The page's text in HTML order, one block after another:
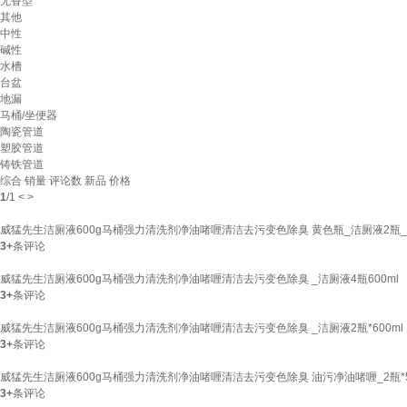
其他
中性
碱性
水槽
台盆
地漏
马桶/坐便器
陶瓷管道
塑胶管道
铸铁管道
综合 销量 评论数 新品 价格
1/1 < >
威猛先生洁厕液600g马桶强力清洗剂净油啫喱清洁去污变色除臭 黄色瓶_洁厕液2瓶
3+条评论
威猛先生洁厕液600g马桶强力清洗剂净油啫喱清洁去污变色除臭 _洁厕液4瓶600ml
3+条评论
威猛先生洁厕液600g马桶强力清洗剂净油啫喱清洁去污变色除臭 _洁厕液2瓶*600ml
3+条评论
威猛先生洁厕液600g马桶强力清洗剂净油啫喱清洁去污变色除臭 油污净油啫喱_2瓶
3+条评论